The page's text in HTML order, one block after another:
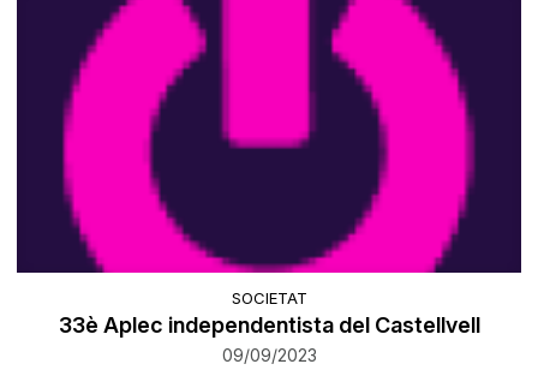
SOCIETAT
33è Aplec independentista del Castellvell
09/09/2023